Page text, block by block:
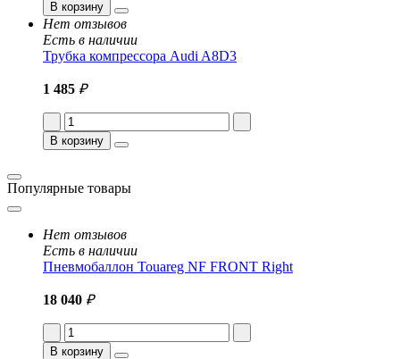
В корзину
Нет отзывов
Есть в наличии
Трубка компрессора Audi A8D3
1 485 ₽
В корзину
Популярные товары
Нет отзывов
Есть в наличии
Пневмобаллон Touareg NF FRONT Right
18 040 ₽
В корзину